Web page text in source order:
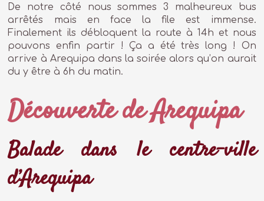
De notre côté nous sommes 3 malheureux bus
arrêtés mais en face la file est immense.
Finalement ils débloquent la route à 14h et nous
pouvons enfin partir ! Ça a été très long ! On
arrive à Arequipa dans la soirée alors qu’on aurait
du y être à 6h du matin.
Découverte de Arequipa
Balade dans le centre-ville
d’Arequipa